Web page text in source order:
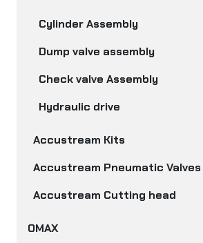
Cylinder Assembly
Dump valve assembly
Check valve Assembly
Hydraulic drive
Accustream Kits
Accustream Pneumatic Valves
Accustream Cutting head
OMAX